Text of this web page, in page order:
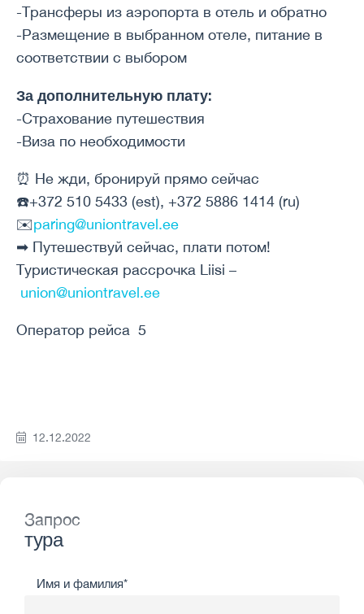
-Трансферы из аэропорта в отель и обратно
-Размещение в выбранном отеле, питание в
соответствии с выбором
За дополнительную плату:
-Страхование путешествия
-Виза по необходимости
⏰ Не жди, бронируй прямо сейчас
☎️+372 510 5433 (est), +372 5886 1414 (ru)
✉️paring@uniontravel.ee
➡ Путешествуй сейчас, плати потом!
Туристическая рассрочка Liisi –
union@uniontravel.ee
Оператор рейса 5
12.12.2022
Запрос
тура
Имя и фамилия*